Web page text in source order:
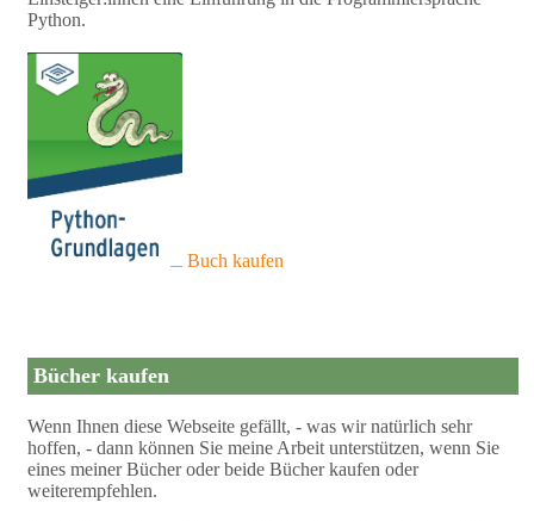
Python.
Buch kaufen
Bücher kaufen
Wenn Ihnen diese Webseite gefällt, - was wir natürlich sehr
hoffen, - dann können Sie meine Arbeit unterstützen, wenn Sie
eines meiner Bücher oder beide Bücher kaufen oder
weiterempfehlen.